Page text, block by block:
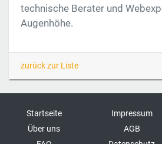
technische Berater und
Augenhöhe.
zurück zur Liste
Startseite
Über uns
Impressum
AGB